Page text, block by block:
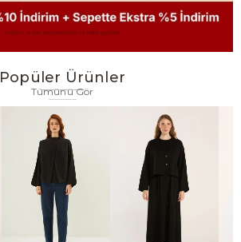
Popüler Ürünler
Tümünü Gör